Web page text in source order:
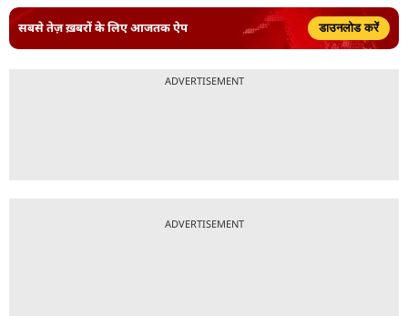
सबसे तेज़ ख़बरों के लिए आजतक ऐप डाउनलोड करें
ADVERTISEMENT
ADVERTISEMENT